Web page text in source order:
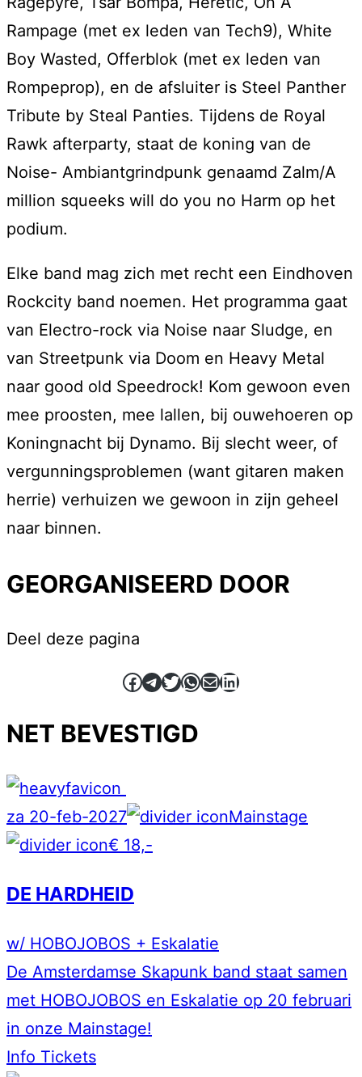
Rampage (met ex leden van Tech9), White
Boy Wasted, Offerblok (met ex leden van
Rompeprop), en de afsluiter is Steel Panther
Tribute by Steal Panties. Tijdens de Royal
Rawk afterparty, staat de koning van de
Noise- Ambiantgrindpunk genaamd Zalm/A
million squeeks will do you no Harm op het
podium.
Elke band mag zich met recht een Eindhoven
Rockcity band noemen. Het programma gaat
van Electro-rock via Noise naar Sludge, en
van Streetpunk via Doom en Heavy Metal
naar good old Speedrock! Kom gewoon even
mee proosten, mee lallen, bij ouwehoeren op
Koningnacht bij Dynamo. Bij slecht weer, of
vergunningsproblemen (want gitaren maken
herrie) verhuizen we gewoon in zijn geheel
naar binnen.
GEORGANISEERD DOOR
Deel deze pagina
Facebook
Telegram
Twitter
WhatsApp
E-mailLinkedIn
NET BEVESTIGD
za 20-feb-2027
Mainstage
€ 18,-
DE HARDHEID
w/ HOBOJOBOS + Eskalatie
De Amsterdamse Skapunk band staat samen
met HOBOJOBOS en Eskalatie op 20 februari
in onze Mainstage!
Info Tickets